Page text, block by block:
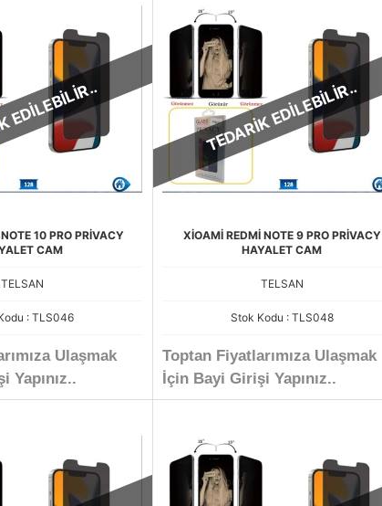
10 PRO PRİVACY
CAM
TELSAN
: TLS046
Ulaşmak
Yapınız..
TEDARİK EDİLEBİLİR..
XİOAMİ REDMİ NOTE 9 PRO PRİVACY
HAYALET CAM
TELSAN
Stok Kodu : TLS048
Toptan Fiyatlarımıza Ulaşmak
İçin Bayi Girişi Yapınız..